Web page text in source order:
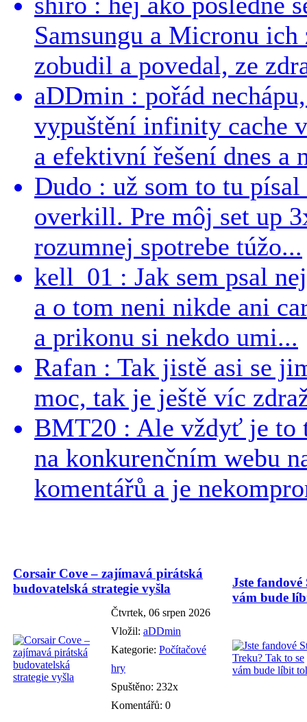
Samsungu a Micronu
zobudil a povedal, ze
aDDmin : pořád
vypuštění infinity cache
a efektivní řešení dnes a
Dudo : už som to tu
overkill. Pre môj set up
rozumnej spotrebe túžo...
kell_01 : Jak sem psal
a o tom neni nikde ani
a prikonu si nekdo umi...
Rafan : Tak jistě asi se
moc, tak je ještě víc
BMT20 : Ale vždyť je to
na konkurenčním webu
komentářů a je
Corsair Cove – zajímavá pirátská
budovatelská strategie vyšla
Čtvrtek, 06 srpen 2026
Vložil: aDDmin
Kategorie: Počítačové
hry
Spuštěno: 232x
Komentářů: 0
Jste
vám bude